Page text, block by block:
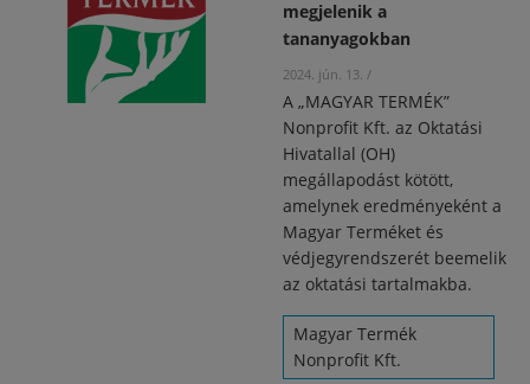
megjelenik a
tananyagokban
2024. jún. 13. /
A „MAGYAR TERMÉK”
Nonprofit Kft. az Oktatási
Hivatallal (OH)
megállapodást kötött,
amelynek eredményeként a
Magyar Terméket és
védjegyrendszerét beemelik
az oktatási tartalmakba.
Magyar Termék
Nonprofit Kft.